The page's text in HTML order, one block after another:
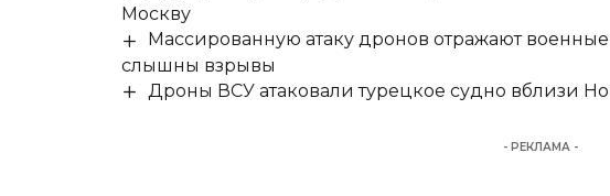
Москву
Массированную атаку дронов отражают
слышны взрывы
Дроны ВСУ атаковали турецкое судно вблизи
- РЕКЛАМА -